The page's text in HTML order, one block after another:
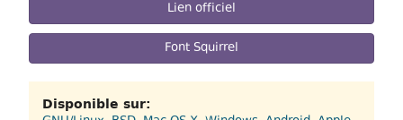
Lien officiel
Font Squirrel
Disponible sur: